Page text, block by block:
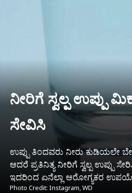
ನೀರಿಗೆ ಸ್ವಲ್ಪ ಉಪ್ಪು
ಸೇವಿಸಿ
ಉಪ್ಪು ತಿಂದವರು ನೀರು ಕುಡಿಯಲೇ
ಆದರೆ ಪ್ರತಿನಿತ್ಯ ನೀರಿಗೆ ಸ್ವಲ್ಪ ಉಪ್ಪು
ಇದರಿಂದ ಏನೆಲ್ಲಾ ಆರೋಗ್ಯಕರ
Photo Credit: Instagram, WD